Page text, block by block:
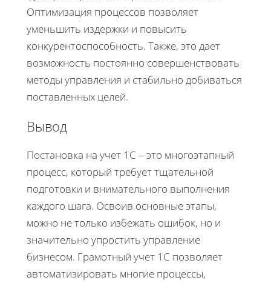
Оптимизация процессов позволяет
уменьшить издержки и повысить
конкурентоспособность. Также, это дает
возможность постоянно совершенствовать
методы управления и стабильно добиваться
поставленных целей.
Вывод
Постановка на учет 1С – это многоэтапный
процесс, который требует тщательной
подготовки и внимательного выполнения
каждого шага. Освоив основные этапы,
можно не только избежать ошибок, но и
значительно упростить управление
бизнесом. Грамотный учет 1С позволяет
автоматизировать многие процессы,